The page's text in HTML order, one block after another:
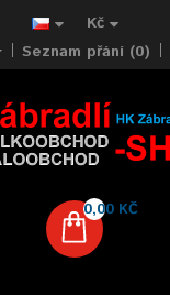
Kč
Seznam přání (0)
0,00 KČ